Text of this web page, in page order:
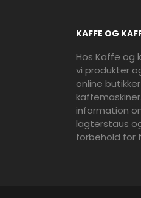
KAFFE OG
Hos Kaffe og
vi produkter
online
information
lagterstaus
forbehold for